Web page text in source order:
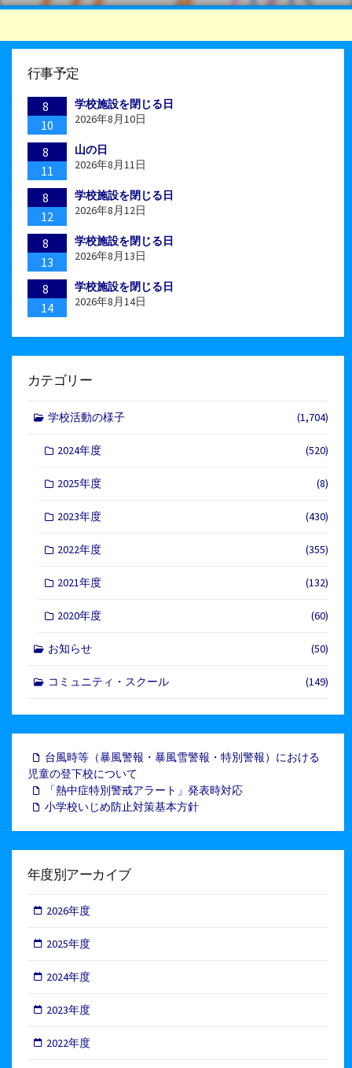
行事予定
8
10
学校施設を閉じる日
2026年8月10日
8
11
山の日
2026年8月11日
8
12
学校施設を閉じる日
2026年8月12日
8
13
学校施設を閉じる日
2026年8月13日
8
14
学校施設を閉じる日
2026年8月14日
カテゴリー
学校活動の様子 (1,704)
2024年度 (520)
2025年度 (8)
2023年度 (430)
2022年度 (355)
2021年度 (132)
2020年度 (60)
お知らせ (50)
コミュニティ・スクール (149)
台風時等（暴風警報・暴風雪警報・特別警報）における
児童の登下校について
「熱中症特別警戒アラート」発表時対応
小学校いじめ防止対策基本方針
年度別アーカイブ
2026年度
2025年度
2024年度
2023年度
2022年度